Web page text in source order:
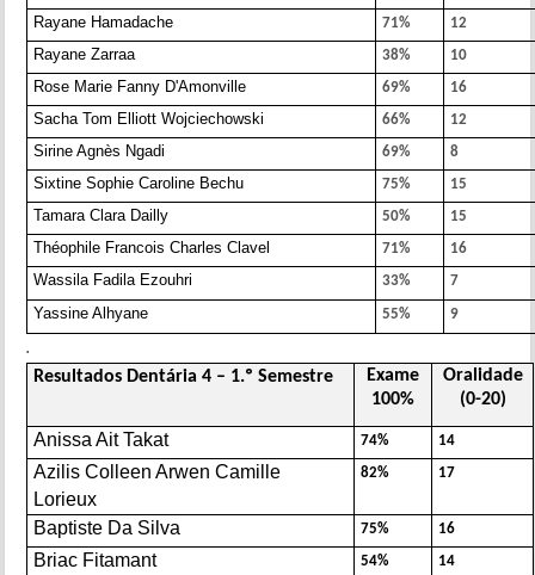
Rayane Hamadache 71% 12
Rayane Zarraa 38% 10
Rose Marie Fanny D'Amonville 69% 16
Sacha Tom Elliott Wojciechowski 66% 12
Sirine Agnès Ngadi 69% 8
Sixtine Sophie Caroline Bechu 75% 15
Tamara Clara Dailly 50% 15
Théophile Francois Charles Clavel 71% 16
Wassila Fadila Ezouhri 33% 7
Yassine Alhyane 55% 9
.
Resultados Dentária 4 – 1.º Semestre
Exame
100%
Oralidade
(0-20)
Anissa Ait Takat 74% 14
Azilis Colleen Arwen Camille
Lorieux
82% 17
Baptiste Da Silva 75% 16
Briac Fitamant 54% 14